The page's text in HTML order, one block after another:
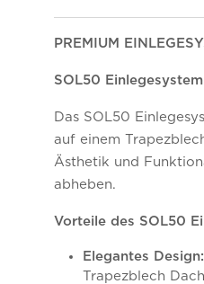
PREMIUM
SOL50
Das SOL50
auf einem
Ästhetik und
abheben.
Vorteile des SOL50
Elegantes Design:
Trapezblech